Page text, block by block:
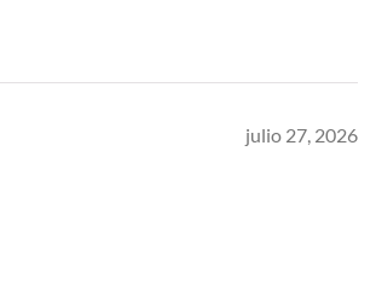
julio 27, 2026